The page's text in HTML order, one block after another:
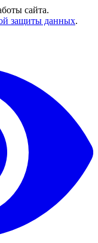
сайта.
защиты данных.